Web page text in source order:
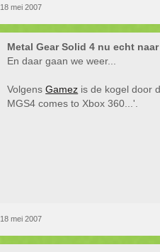
18 mei 2007
Metal Gear Solid 4 nu echt naar
En daar gaan we weer...
VolgensGamez is de kogel door
MGS4 comes to Xbox 360...'.
18 mei 2007